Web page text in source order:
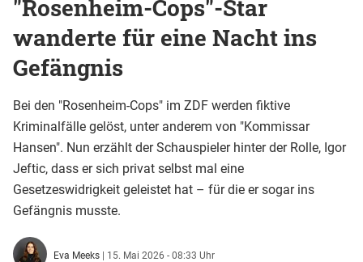
"Rosenheim-Cops"-Star
wanderte für eine Nacht ins
Gefängnis
Bei den "Rosenheim-Cops" im ZDF werden fiktive
Kriminalfälle gelöst, unter anderem von "Kommissar
Hansen". Nun erzählt der Schauspieler hinter der Rolle, Igor
Jeftic, dass er sich privat selbst mal eine
Gesetzeswidrigkeit geleistet hat – für die er sogar ins
Gefängnis musste.
Eva Meeks | 15. Mai 2026 - 08:33 Uhr